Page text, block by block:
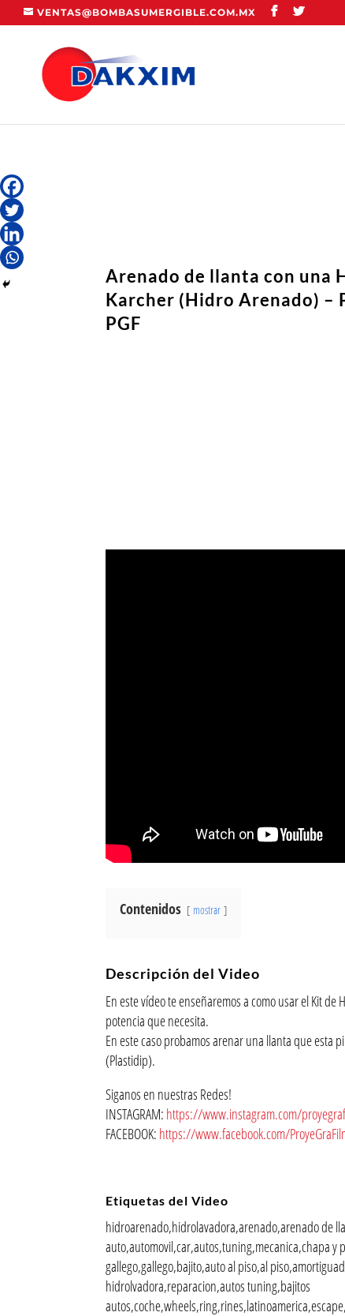
VENTAS@BOMBASUMERGIBLE.COM.MX
Arenado de llanta con una
Karcher (Hidro Arenado) –
PGF
Contenidos mostrar
Descripción del Video
En este vídeo te enseñaremos a como usar el Kit
potencia que necesita.
En este caso probamos arenar una llanta que esta
(Plastidip).
Siganos en nuestras Redes!
INSTAGRAM: https://www.instagram.com/
FACEBOOK: https://www.facebook.com/
Etiquetas del Video
hidroarenado,hidrolavadora,arenado,arenado de
auto,automovil,car,autos,tuning,mecanica,chapa
gallego,gallego,bajito,auto al piso,al
hidrolvadora,reparacion,autos tuning,bajitos